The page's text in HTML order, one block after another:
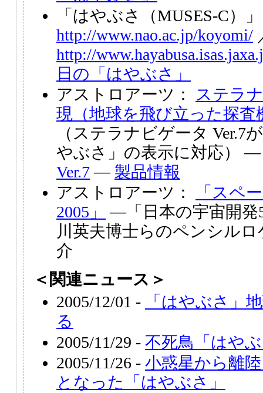
「はやぶさ（MUSES-C）
http://www.nao.ac.jp/koyomi/
http://
日の「はやぶさ」
アストロアーツ：
ステラ
現（地球を飛び立った探査
（ステラナビゲータ Ver.7
やぶさ」の表示に対応）
Ver.7― 製品情報
アストロアーツ：
「スペ
2005」
―「日本の宇宙開発
川英夫博士らのペンシル
介
＜関連ニュース＞
2005/12/01 -
「はやぶさ」
る
2005/11/29 - 不死鳥「はや
2005/11/26 - 小惑星から離
となった「はやぶさ」